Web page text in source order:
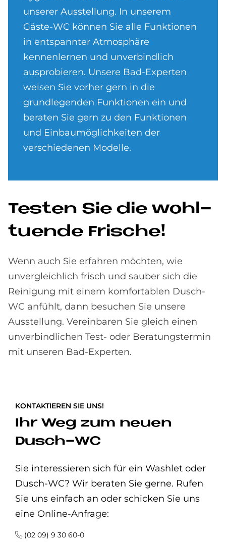
unserer Ausstellung. In unserem
Gäste-WC können Sie alle Funktionen
in entspannter Atmosphäre
kennenlernen und unverbindlich
ausprobieren. Unsere Bad-Experten
weisen Sie vorher gern in die
grundlegenden Funktionen ein und
beraten Sie gern zu den Funktionen
und Einbaumöglichkeiten der
verschiedenen Modelle.
Te­sten Sie die wohl­
tu­en­de Fri­sche!
Wenn auch Sie erfahren möchten, wie
unvergleichlich frisch und sauber sich die
Reinigung mit einem komfortablen Dusch-
WC anfühlt, dann besuchen Sie unsere
Ausstellung. Vereinbaren Sie gleich einen
unverbindlichen Test- oder Beratungstermin
mit unseren Bad-Experten.
KONTAKTIEREN SIE UNS!
Ihr Weg zum neuen
Dusch-WC
Sie interessieren sich für ein Washlet oder
Dusch-WC? Wir beraten Sie gerne. Rufen
Sie uns einfach an oder schicken Sie uns
eine Online-Anfrage:
(02 09) 9 30 60-0